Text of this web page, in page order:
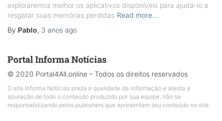
exploraremos melhor os aplicativos disponíveis para ajudá-lo a
resgatar suas memórias perdidas Read more…
By Pablo, 3 anos ago
Portal Informa Notícias
© 2020 Portal4All.online – Todos os direitos reservados
O site Informa Notícias preza a qualidade da informação e atesta a
apuração de todo o conteúdo produzido por sua equipe, não se
responsabilizando pelos publishers que apresentam seu conteúdo no site.